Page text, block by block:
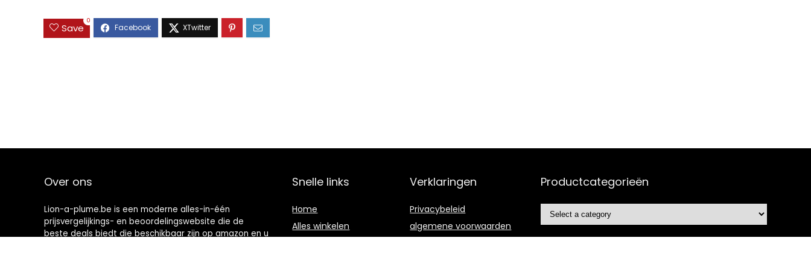
Save
0
Over ons
Lion-a-plume.be is een moderne alles-in-één
prijsvergelijkings- en beoordelingswebsite die de
beste deals biedt die beschikbaar zijn op amazon en u
Snelle links
Home
Alles winkelen
Verklaringen
Privacybeleid
algemene voorwaarden
Productcategorieën